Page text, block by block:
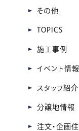
カ
イ
その他
TOPICS
施工事例
イベント情報
スタッフ紹介
分譲地情報
注文・企画